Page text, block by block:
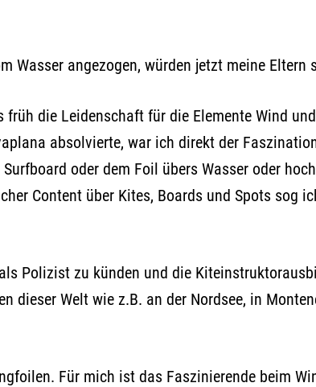
Wasser angezogen, würden jetzt meine Eltern
die Leidenschaft für die Elemente Wind
absolvierte, war ich direkt der
oder dem Foil übers Wasser oder
Content über Kites, Boards und Spots sog
Polizist zu künden und die
dieser Welt wie z.B. an der Nordsee, in
Für mich ist das Faszinierende beim